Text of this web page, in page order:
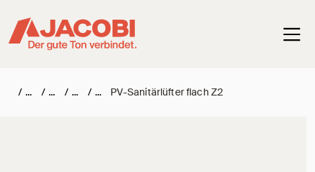
/ / / / PV-Sanitärlüfter flach Z2